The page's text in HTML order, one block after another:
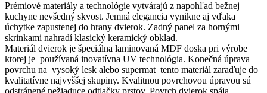
Prémiové materiály a technológie vytvárajú z napohľad bežnej
kuchyne nevšedný skvost. Jemná elegancia vynikne aj vďaka
úchytke zapustenej do hrany dvierok. Zadný panel za hornými
skrinkami nahradí klasický keramický obklad.
Materiál dvierok je špeciálna laminovaná MDF doska pri výrobe
ktorej je používaná inovatívna UV technológia. Konečná úprava
povrchu na vysoký lesk alebo supermat tento materiál zaraďuje do
kvalitatívne najvyššej skupiny. Kvalitnou povrchovou úpravou sú